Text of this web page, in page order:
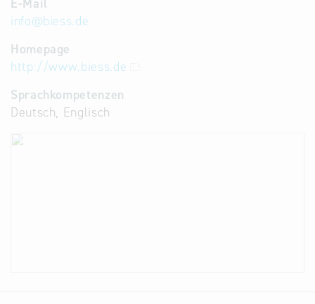
E-Mail
info@biess.de
Homepage
http://www.biess.de
Sprachkompetenzen
Deutsch, Englisch